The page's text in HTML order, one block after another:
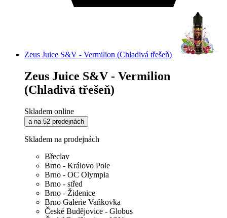
Zeus Juice S&V - Vermilion (Chladivá třešeň)
Zeus Juice S&V - Vermilion
(Chladivá třešeň)
Skladem online
a na 52 prodejnách
Skladem na prodejnách
Břeclav
Brno - Královo Pole
Brno - OC Olympia
Brno - střed
Brno - Židenice
Brno Galerie Vaňkovka
České Budějovice - Globus